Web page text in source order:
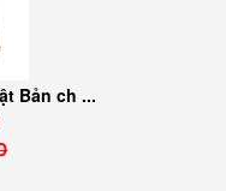
Bản ch ...